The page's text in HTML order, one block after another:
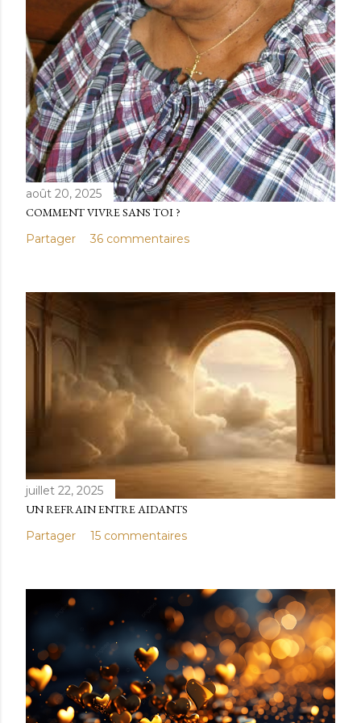
août 20, 2025
COMMENT VIVRE SANS TOI ?
Partager
36 commentaires
juillet 22, 2025
UN REFRAIN ENTRE AIDANTS
Partager
15 commentaires